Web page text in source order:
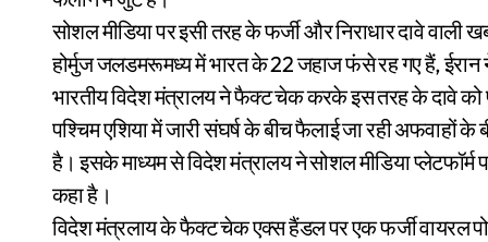
सोशल मीडिया पर इसी तरह के फर्जी और निराधार दावे वाली
होर्मुज जलडमरूमध्य में भारत के 22 जहाज फंसे रह गए हैं,
भारतीय विदेश मंत्रालय ने फैक्ट चेक करके इस तरह के दावे को
पश्चिम एशिया में जारी संघर्ष के बीच फैलाई जा रही अफवाहों
है। इसके माध्यम से विदेश मंत्रालय ने सोशल मीडिया
कहा है।
विदेश मंत्रलाय के फैक्ट चेक एक्स हैंडल पर एक फर्जी वायरल